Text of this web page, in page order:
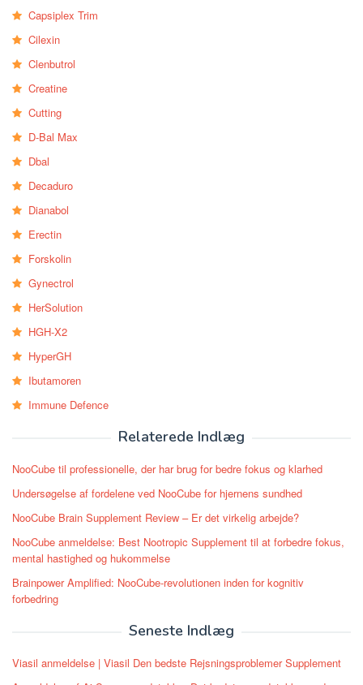
Capsiplex Trim
Cilexin
Clenbutrol
Creatine
Cutting
D-Bal Max
Dbal
Decaduro
Dianabol
Erectin
Forskolin
Gynectrol
HerSolution
HGH-X2
HyperGH
Ibutamoren
Immune Defence
Relaterede Indlæg
NooCube til professionelle, der har brug for bedre fokus og klarhed
Undersøgelse af fordelene ved NooCube for hjernens sundhed
NooCube Brain Supplement Review – Er det virkelig arbejde?
NooCube anmeldelse: Best Nootropic Supplement til at forbedre fokus,
mental hastighed og hukommelse
Brainpower Amplified: NooCube-revolutionen inden for kognitiv
forbedring
Seneste Indlæg
Viasil anmeldelse | Viasil Den bedste Rejsningsproblemer Supplement